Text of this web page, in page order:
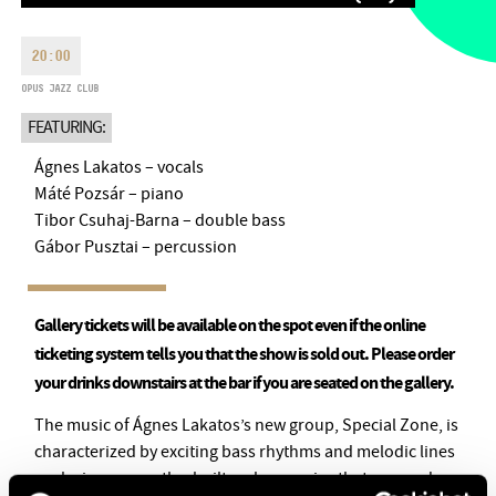
info@bmc.hu
BMC HOUSE
OPUS JAZZ CLUB
MUSIC INFORMATION CENTER
20:00
OPUS JAZZ CLUB
FEATURING:
Ágnes Lakatos – vocals
Máté Pozsár – piano
Tibor Csuhaj-Barna – double bass
Gábor Pusztai – percussion
Gallery tickets will be available on the spot even if the online
ticketing system tells you that the show is sold out. Please order
your drinks downstairs at the bar if you are seated on the gallery.
The music of Ágnes Lakatos’s new group, Special Zone, is
characterized by exciting bass rhythms and melodic lines
exploring new paths, built on harmonies that are modern